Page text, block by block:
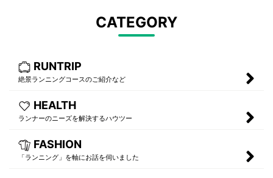
CATEGORY
RUNTRIP
絶景ランニングコースのご紹介など
HEALTH
ランナーのニーズを解決するハウツー
FASHION
「ランニング」を軸にお話を伺いました